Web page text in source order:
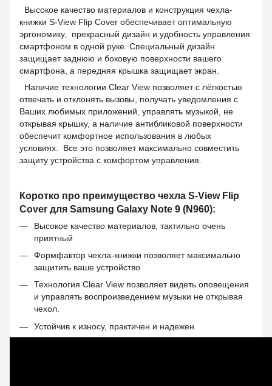
Высокое качество материалов и конструкция чехла-
книжки S-View Flip Cover обеспечивает оптимальную
эргономику, прекрасный дизайн и удобность управления
смартфоном в одной руке. Специальный дизайн
защищает заднюю и боковую поверхности вашего
смартфона, а передняя крышка защищает экран.
Наличие технологии Clear View позволяет с лёгкостью
отвечать и отклонять вызовы, получать уведомления с
Ваших любимых приложений, управлять музыкой, не
открывая крышку, а наличие антибликовой поверхности
обеспечит комфортное использования в любых
условиях. Все это позволяет максимально совместить
защиту устройства с комфортом управления.
Коротко про преимущество чехла S-View Flip
Cover для Samsung Galaxy Note 9 (N960):
Высокое качество материалов, тактильно очень
приятный
Формфактор чехла-книжки позволяет максимально
защитить ваше устройство
Технология Clear View позволяет видеть оповещения
и управлять воспроизведением музыки не открывая
чехол.
Устойчив к износу, практичен и надежен